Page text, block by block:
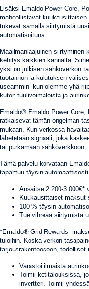
Lisäksi Emaldo Power Core,
mahdollistavat
tukevat samalla siirtymistä
automatisoituna.
Maailmanlaajuinen siirtyminen
kehitys kaikkien kannalta.
yksi on julkisen sähköverkon
tuotannon ja kulutuksen
useammin, kun olemme yhä
kuten tuulivoimaloista ja
Emaldo® Emaldo Power
ratkaisevat tämän ongelman
mukaan. Kun verkossa
lähetetään signaali, joka
tai purkamaan sähköverkkoon.
Tämä palvelu korvataan
tapahtuu täysin
Ansaitse 2.200-3.000€*
Kuukausittaiset maksut
100 % täysin
Tue vihreää siirtymistä
*Emaldo® Grid Rewards -
tuloihin. Koska verkon
tarjousrakenteeseen,
Varastoi ilmaista
Toimii kotitalouksissa,
invertteri. Toimii